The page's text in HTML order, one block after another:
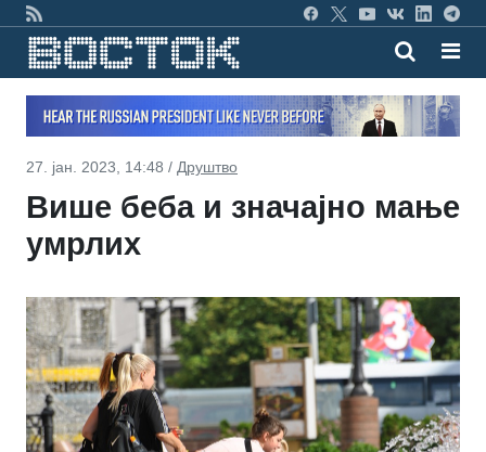
27. јан. 2023, 14:48 / Друштво
Више беба и значајно мање
умрлих